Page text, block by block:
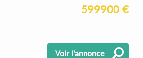
599900 €
Voir l'annonce